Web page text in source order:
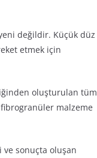
değildir. Küçük düz
etmek için
oluşturulan tüm
malzeme
sonuçta oluşan